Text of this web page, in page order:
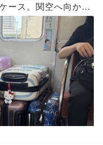
ース。関空へ向かう
周囲が避け続けた